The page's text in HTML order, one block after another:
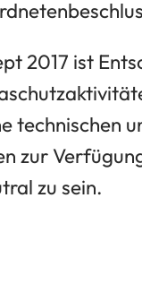
2017 ist
technischen
zur
zu sein.